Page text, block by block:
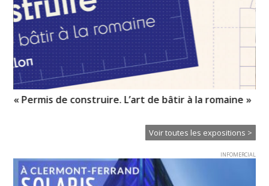
« Permis de construire. L’art de bâtir à la romaine »
Voir toutes les expositions >
INFOMERCIAL